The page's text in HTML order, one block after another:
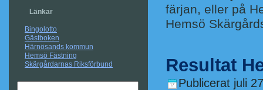
Länkar
Bingolotto
Gästboken
Härnösands kommun
Hemsö Fästning
Skärgårdarnas Riksförbund
färjan, eller på
Hemsö
Resultat
Publicerat juli